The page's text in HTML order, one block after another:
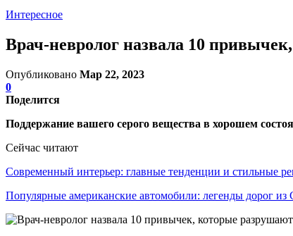
Интересное
Врач-невролог назвала 10
Опубликовано Мар 22, 2023
0
Поделится
Поддержание вашего серого вещества в хорошем
Сейчас читают
Современный интерьер: главные тенденции и стильные
Популярные американские автомобили: легенды дорог